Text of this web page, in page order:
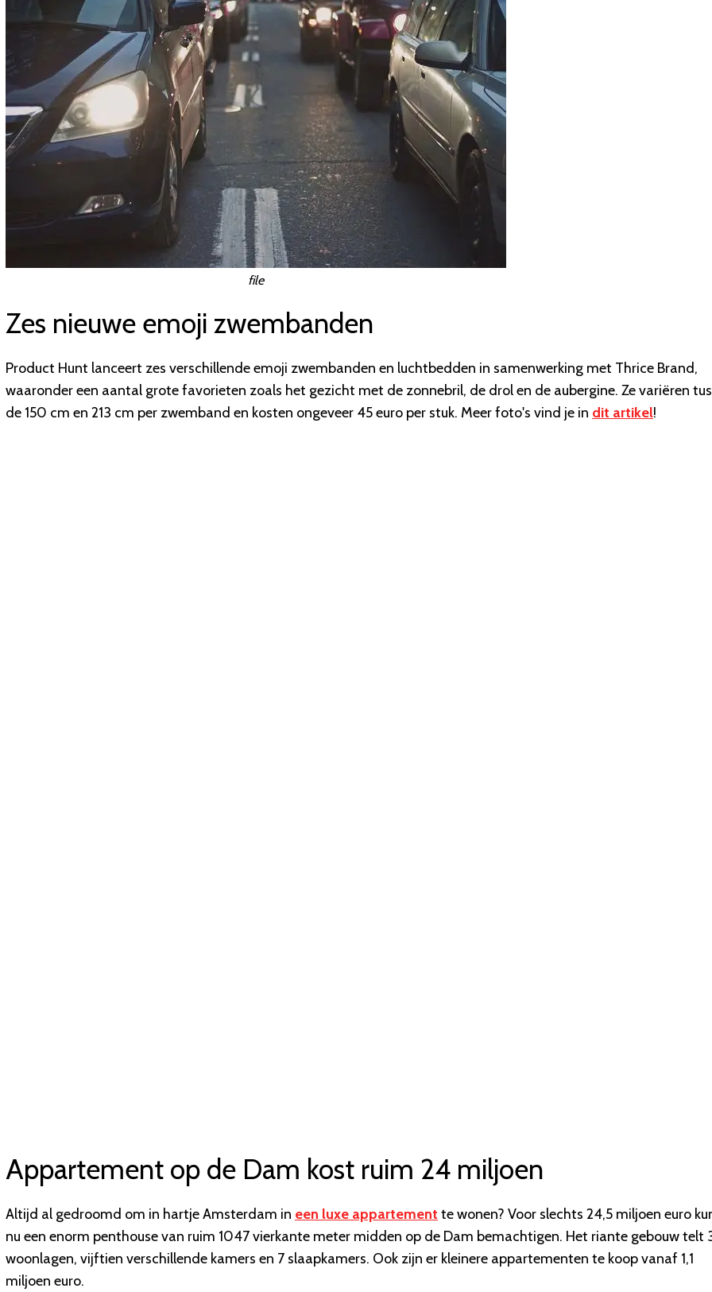
file
Zes nieuwe emoji zwembanden
Product Hunt lanceert zes verschillende emoji zwembanden en luchtbedden in samenwerking met Thrice Brand,
waaronder een aantal grote favorieten zoals het gezicht met de zonnebril, de drol en de aubergine. Ze variëren
de 150 cm en 213 cm per zwemband en kosten ongeveer 45 euro per stuk. Meer foto's vind je in dit artikel!
Appartement op de Dam kost ruim 24 miljoen
Altijd al gedroomd om in hartje Amsterdam in een luxe appartement te wonen? Voor slechts 24,5 miljoen euro
nu een enorm penthouse van ruim 1047 vierkante meter midden op de Dam bemachtigen. Het riante gebouw telt
woonlagen, vijftien verschillende kamers en 7 slaapkamers. Ook zijn er kleinere appartementen te koop vanaf 1,1
miljoen euro.